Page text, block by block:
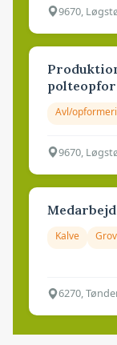
9670,
Avl/
9670,
Kalve
6270,